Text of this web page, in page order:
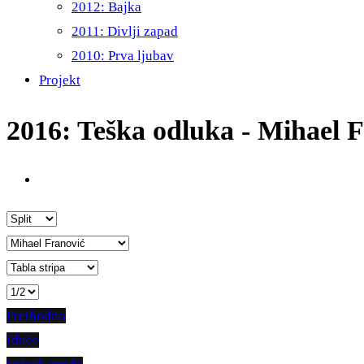
2012: Bajka
2011: Divlji zapad
2010: Prva ljubav
Projekt
2016: Teška odluka - Mihael
Prethodno
Iduće